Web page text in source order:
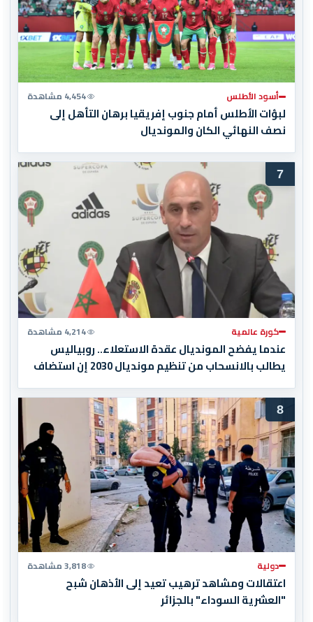
أسود الأطلس 4,454 مشاهدة
لبؤات الأطلس أمام جنوب إفريقيا برهان التأهل إلى
نصف النهائي الكان والمونديال
7
كورة عالمية 4,214 مشاهدة
عندما يفضح المونديال عقدة الاستعلاء.. روبياليس
يطالب بالانسحاب من تنظيم مونديال 2030 إن استضاف
8
دولية 3,818 مشاهدة
اعتقالات ومشاهد ترهيب تعيد إلى الأذهان شبح
"العشرية السوداء" بالجزائر